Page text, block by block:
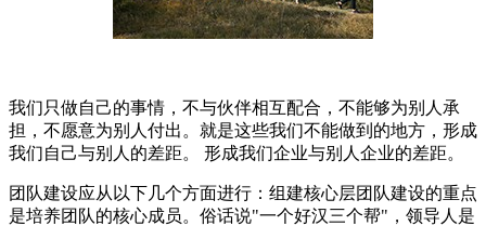
我们只做自己的事情，不与伙伴相互配合，不能够为别人承
担，不愿意为别人付出。就是这些我们不能做到的地方，形成
我们自己与别人的差距。 形成我们企业与别人企业的差距。
团队建设应从以下几个方面进行：组建核心层团队建设的重点
是培养团队的核心成员。俗话说"一个好汉三个帮"，领导人是